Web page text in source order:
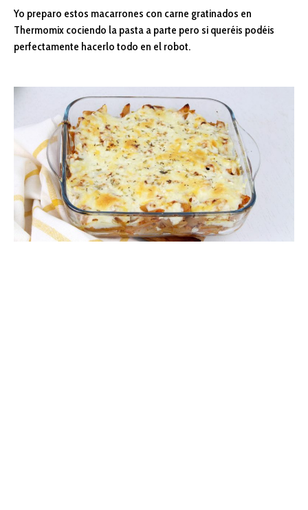
Yo preparo estos macarrones con carne gratinados en
Thermomix cociendo la pasta a parte pero si queréis podéis
perfectamente hacerlo todo en el robot.